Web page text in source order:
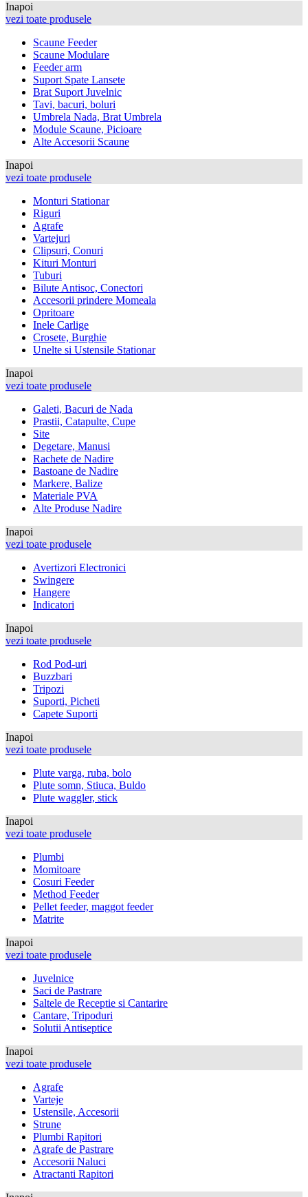
Inapoi
vezi toate produsele
Scaune Feeder
Scaune Modulare
Feeder arm
Suport Spate Lansete
Brat Suport Juvelnic
Tavi, bacuri, boluri
Umbrela Nada, Brat Umbrela
Module Scaune, Picioare
Alte Accesorii Scaune
Inapoi
vezi toate produsele
Monturi Stationar
Riguri
Agrafe
Vartejuri
Clipsuri, Conuri
Kituri Monturi
Tuburi
Bilute Antisoc, Conectori
Accesorii prindere Momeala
Opritoare
Inele Carlige
Crosete, Burghie
Unelte si Ustensile Stationar
Inapoi
vezi toate produsele
Galeti, Bacuri de Nada
Prastii, Catapulte, Cupe
Site
Degetare, Manusi
Rachete de Nadire
Bastoane de Nadire
Markere, Balize
Materiale PVA
Alte Produse Nadire
Inapoi
vezi toate produsele
Avertizori Electronici
Swingere
Hangere
Indicatori
Inapoi
vezi toate produsele
Rod Pod-uri
Buzzbari
Tripozi
Suporti, Picheti
Capete Suporti
Inapoi
vezi toate produsele
Plute varga, ruba, bolo
Plute somn, Stiuca, Buldo
Plute waggler, stick
Inapoi
vezi toate produsele
Plumbi
Momitoare
Cosuri Feeder
Method Feeder
Pellet feeder, maggot feeder
Matrite
Inapoi
vezi toate produsele
Juvelnice
Saci de Pastrare
Saltele de Receptie si Cantarire
Cantare, Tripoduri
Solutii Antiseptice
Inapoi
vezi toate produsele
Agrafe
Varteje
Ustensile, Accesorii
Strune
Plumbi Rapitori
Agrafe de Pastrare
Accesorii Naluci
Atractanti Rapitori